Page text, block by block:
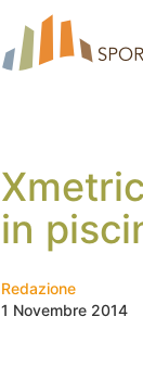
in
Redazione
1 Novembre 2014